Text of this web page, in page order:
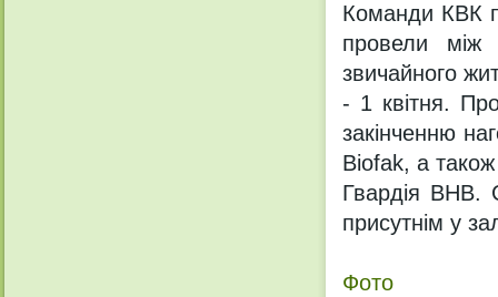
Команди КВК
провели між
звичайного
- 1 квітня.
закінченню
Biofak, а
Гвардія ВНВ.
присутнім у
Фото